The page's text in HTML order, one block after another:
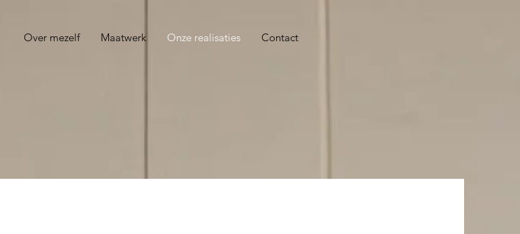
Over mezelf Maatwerk Onze realisaties Contact